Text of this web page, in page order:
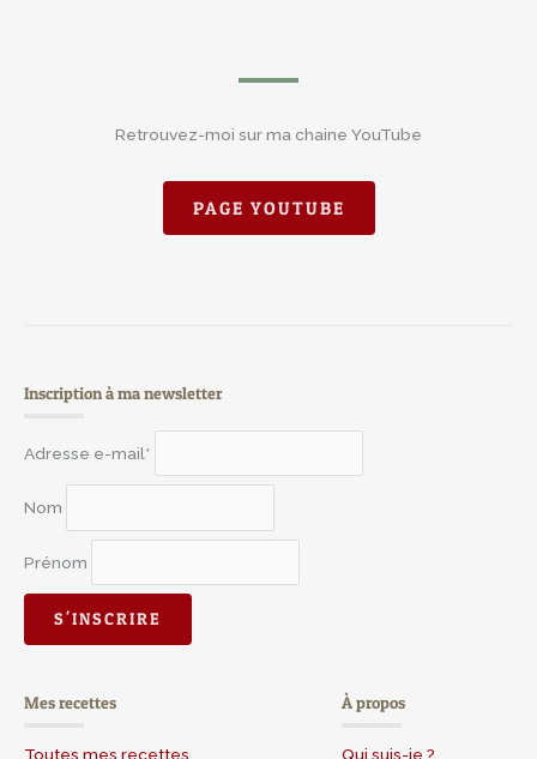
Retrouvez-moi sur ma chaine YouTube
PAGE YOUTUBE
Inscription à ma newsletter
Adresse e-mail*
Nom
Prénom
Mes recettes
Toutes mes recettes
À propos
Qui suis-je ?